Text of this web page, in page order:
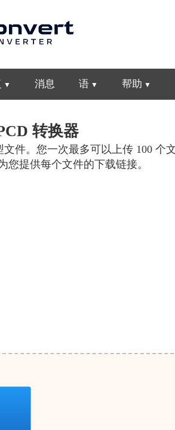
消息 语 帮助
转换器
件。您一次最多可以上传 100 个
提供每个文件的下载链接。